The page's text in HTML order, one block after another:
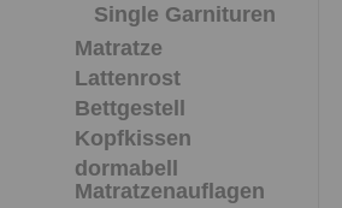
Single Garnituren
Matratze
Lattenrost
Bettgestell
Kopfkissen
dormabell
Matratzenauflagen